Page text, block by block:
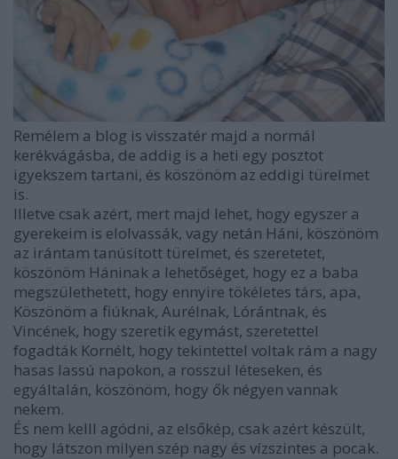
Remélem a blog is visszatér majd a normál
kerékvágásba, de addig is a heti egy posztot
igyekszem tartani, és köszönöm az eddigi türelmet
is.
Illetve csak azért, mert majd lehet, hogy egyszer a
gyerekeim is elolvassák, vagy netán Háni, köszönöm
az irántam tanúsított türelmet, és szeretetet,
köszönöm Háninak a lehetőséget, hogy ez a baba
megszülethetett, hogy ennyire tökéletes társ, apa,
Köszönöm a fiúknak, Aurélnak, Lórántnak, és
Vincének, hogy szeretik egymást, szeretettel
fogadták Kornélt, hogy tekintettel voltak rám a nagy
hasas lassú napokon, a rosszul léteseken, és
egyáltalán, köszönöm, hogy ők négyen vannak
nekem.
És nem kelll agódni, az elsőkép, csak azért készült,
hogy látszon milyen szép nagy és vízszintes a pocak.